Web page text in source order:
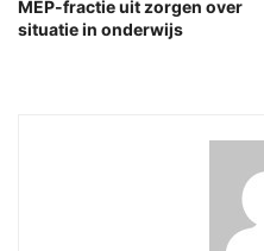
MEP-fractie uit zorgen over
situatie in onderwijs